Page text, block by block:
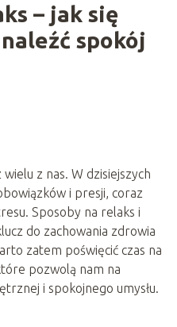
– jak się
spokój
z nas. W dzisiejszych
i presji, coraz
Sposoby na relaks i
do zachowania zdrowia
zatem poświęcić czas na
pozwolą nam na
i spokojnego umysłu.